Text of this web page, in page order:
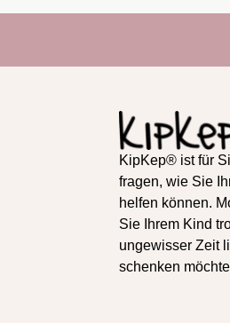
KipKep® ist für
fragen, wie Sie
helfen können.
Sie Ihrem Kind
ungewisser Zeit
schenken